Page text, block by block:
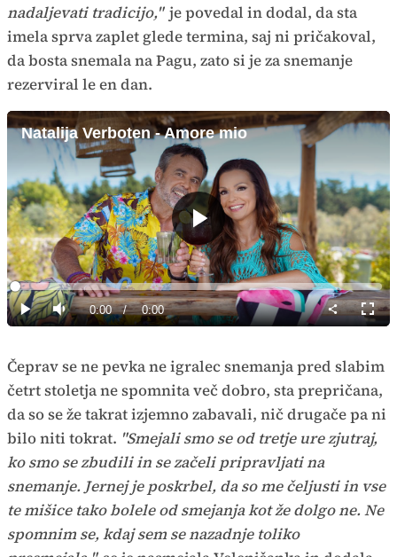
nadaljevati tradicijo," je povedal in dodal, da sta
imela sprva zaplet glede termina, saj ni pričakoval,
da bosta snemala na Pagu, zato si je za snemanje
rezerviral le en dan.
Natalija Verboten - Amore mio
Predvajaj
Predvajaj
Tiho Current
0:00 / Duration
0:00
Loaded:
0%
način
Čeprav se ne pevka ne igralec snemanja pred slabim
četrt stoletja ne spomnita več dobro, sta prepričana,
da so se že takrat izjemno zabavali, nič drugače pa ni
bilo niti tokrat. "Smejali smo se od tretje ure zjutraj,
ko smo se zbudili in se začeli pripravljati na
snemanje. Jernej je poskrbel, da so me čeljusti in vse
te mišice tako bolele od smejanja kot že dolgo ne. Ne
spomnim se, kdaj sem se nazadnje toliko